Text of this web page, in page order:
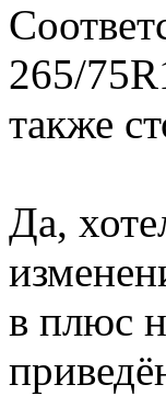
265/
также
Да,
в плюс